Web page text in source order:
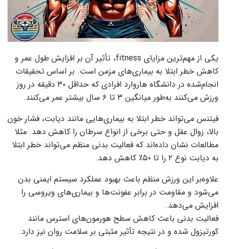
یکی از مهم‌ترین مزایای fitness، تأثیر آن بر افزایش طول عمر و
کاهش خطر ابتلا به بیماری‌های مزمن است. بر اساس تحقیقات
انجام‌شده در دانشگاه هاروارد افرادی که حداقل ۳۰ دقیقه در روز
ورزش می‌کنند به‌طور میانگین ۳ تا ۶ سال بیشتر عمر می‌کنند.
فیتنس می‌تواند خطر ابتلا به بیماری‌هایی مانند دیابت، فشار خون
بالا، زوال عقل و حتی برخی از انواع سرطان را کاهش دهد. مثلا
مطالعات نشان داده‌اند که فعالیت بدنی منظم می‌تواند خطر ابتلا
به دیابت نوع ۲ را تا ۵۰٪ کاهش دهد.
علاوه‌بر این ورزش منظم باعث بهبود عملکرد سیستم ایمنی بدن
می‌شود و مقاومت در برابر عفونت‌ها و بیماری‌های ویروسی را
افزایش می‌دهد.
فعالیت بدنی باعث کاهش سطح هورمون‌های استرس مانند
کورتیزول شده و در نتیجه تأثیر مثبتی بر سلامت روان نیز دارد.